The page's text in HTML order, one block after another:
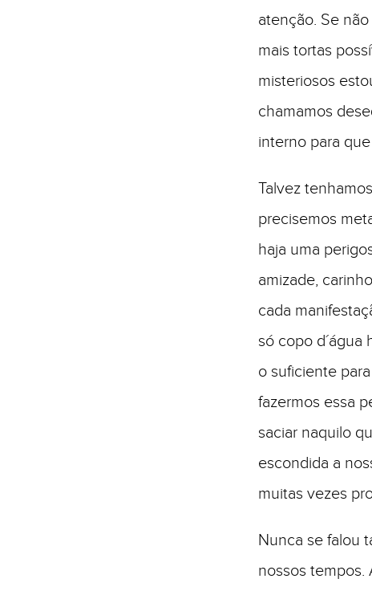
atenção. Se
mais tortas
misteriosos
chamamos
interno para
Talvez
precisemos
haja uma
amizade,
cada
só copo
o suficiente
fazermos essa
saciar naquilo
escondida a
muitas vezes
Nunca se falou
nossos tempos.